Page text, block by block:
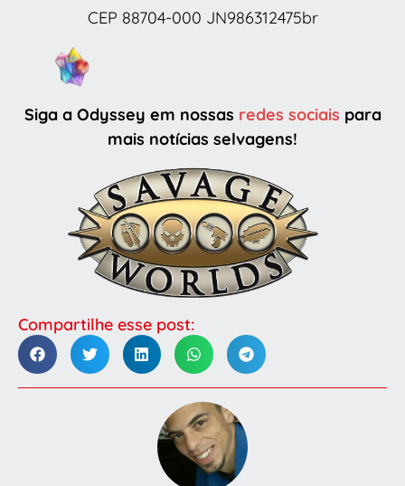
CEP 88704-000 JN986312475br
Siga a Odyssey em nossas redes sociais para
mais notícias selvagens!
Compartilhe esse post: